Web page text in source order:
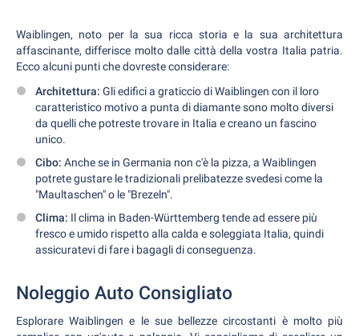
Waiblingen, noto per la sua ricca storia e la sua architettura
affascinante, differisce molto dalle città della vostra Italia patria.
Ecco alcuni punti che dovreste considerare:
Architettura: Gli edifici a graticcio di Waiblingen con il loro
caratteristico motivo a punta di diamante sono molto diversi
da quelli che potreste trovare in Italia e creano un fascino
unico.
Cibo: Anche se in Germania non c'è la pizza, a Waiblingen
potrete gustare le tradizionali prelibatezze svedesi come la
"Maultaschen" o le "Brezeln".
Clima: Il clima in Baden-Württemberg tende ad essere più
fresco e umido rispetto alla calda e soleggiata Italia, quindi
assicuratevi di fare i bagagli di conseguenza.
Noleggio Auto Consigliato
Esplorare Waiblingen e le sue bellezze circostanti è molto più